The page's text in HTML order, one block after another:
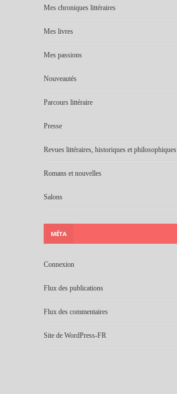
Mes chroniques littéraires
Mes livres
Mes passions
Nouveautés
Parcours littéraire
Presse
Revues littéraires, historiques et philosophiques
Romans et nouvelles
Salons
MÉTA
Connexion
Flux des publications
Flux des commentaires
Site de WordPress-FR